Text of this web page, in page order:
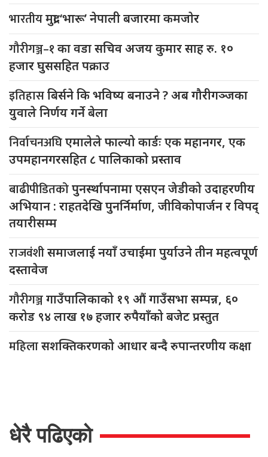
भारतीयमुद्रा ‘भारू’ नेपाली बजारमा कमजाेर
गौरीगञ्ज–१का वडा सचिव अजय कुमार साह रु. १०
हजार घुससहित पक्राउ
इतिहासबिर्सने कि भविष्य बनाउने ? अब गौरीगञ्जका
युवाले निर्णय गर्ने बेला
निर्वाचनअघिएमालेले फाल्यो कार्डः एक महानगर, एक
उपमहानगरसहित ८ पालिकाको प्रस्ताव
बाढीपीडितकोपुनर्स्थापनामा एसएन जेडीको उदाहरणीय
अभियान : राहतदेखि पुनर्निर्माण, जीविकोपार्जन र विपद्
तयारीसम्म
राजवंशीसमाजलाई नयाँ उचाईमा पुर्याउने तीन महत्वपूर्ण
दस्तावेज
गौरीगञ्जगाउँपालिकाको १९ औं गाउँसभा सम्पन्न, ६०
करोड ९४ लाख १७ हजार रुपैयाँको बजेट प्रस्तुत
महिलासशक्तिकरणको आधार बन्दै रुपान्तरणीय कक्षा
धेरै पढिएको